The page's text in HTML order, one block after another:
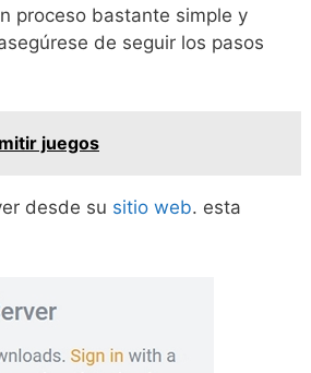
proceso bastante simple y
de seguir los pasos
juegos
desde su sitio web. esta